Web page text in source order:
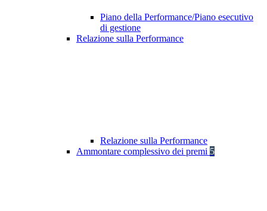
Piano della Performance/Piano esecutivo
di gestione
Relazione sulla Performance
Relazione sulla Performance
Ammontare complessivo dei premi 5